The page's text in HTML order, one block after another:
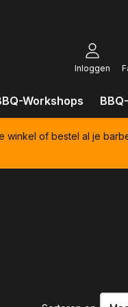
Inloggen
Workshops
winkel of bestel al je